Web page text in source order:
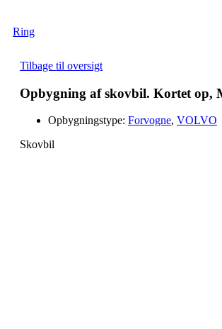
Ring
Tilbage til oversigt
Opbygning af skovbil. Kortet op,
Opbygningstype: Forvogne, VOLVO
Skovbil